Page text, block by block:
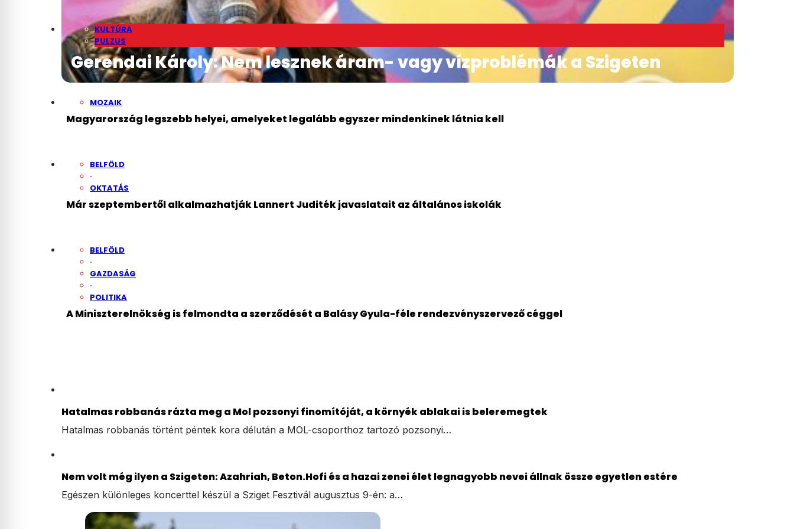
KULTÚRA
PULZUS
Gerendai Károly: Nem lesznek áram- vagy vízproblémák a Szigeten
MOZAIK
Magyarország legszebb helyei, amelyeket legalább egyszer mindenkinek látnia kell
BELFÖLD
·
OKTATÁS
Már szeptembertől alkalmazhatják Lannert Juditék javaslatait az általános iskolák
BELFÖLD
·
GAZDASÁG
·
POLITIKA
A Miniszterelnökség is felmondta a szerződését a Balásy Gyula-féle rendezvényszervező céggel
Hatalmas robbanás rázta meg a Mol pozsonyi finomítóját, a környék ablakai is beleremegtek
Hatalmas robbanás történt péntek kora délután a MOL-csoporthoz tartozó pozsonyi…
Nem volt még ilyen a Szigeten: Azahriah, Beton.Hofi és a hazai zenei élet legnagyobb nevei állnak össze egyetlen estére
Egészen különleges koncerttel készül a Sziget Fesztivál augusztus 9-én: a…